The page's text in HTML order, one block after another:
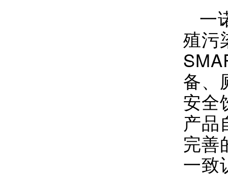
一
殖污
备、
安全
产品
完善
一致